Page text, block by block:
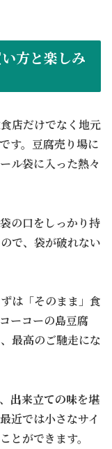
方と楽しみ
店だけでなく地元
す。豆腐売り場に
ル袋に入った熱々
の口をしっかり持
で、袋が破れない
は「そのまま」食
ーコーの島豆腐
最高のご馳走にな
出来立ての味を堪
近では小さなサイ
とができます。